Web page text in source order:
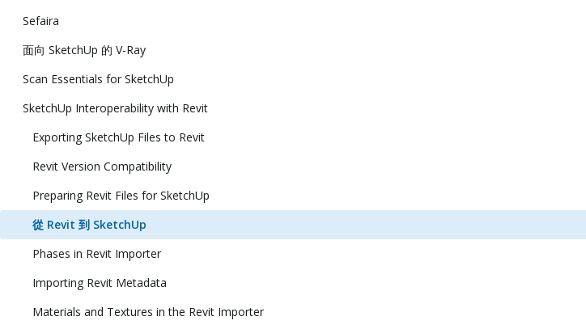
Sefaira
面向 SketchUp 的 V-Ray
Scan Essentials for SketchUp
SketchUp Interoperability with Revit
Exporting SketchUp Files to Revit
Revit Version Compatibility
Preparing Revit Files for SketchUp
從 Revit 到 SketchUp
Phases in Revit Importer
Importing Revit Metadata
Materials and Textures in the Revit Importer